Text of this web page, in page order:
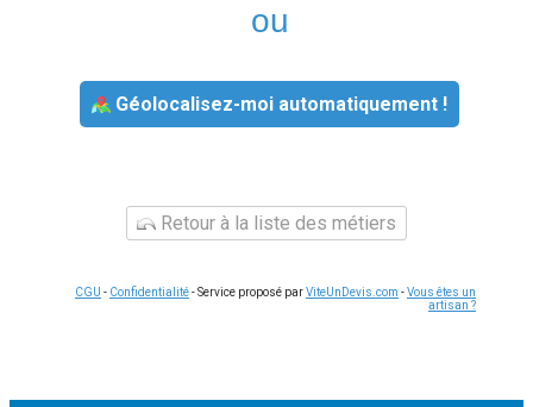
ou
Géolocalisez-moi automatiquement !
Retour à la liste des métiers
CGU - Confidentialité- Service proposé parViteUnDevis.com -Vous êtes un
artisan ?